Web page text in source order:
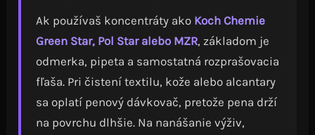
Ak používaš koncentráty ako Koch Chemie
Green Star, Pol Star alebo MZR, základom je
odmerka, pipeta a samostatná rozprašovacia
fľaša. Pri čistení textilu, kože alebo alcantary
sa oplatí penový dávkovač, pretože pena drží
na povrchu dlhšie. Na nanášanie výživ,